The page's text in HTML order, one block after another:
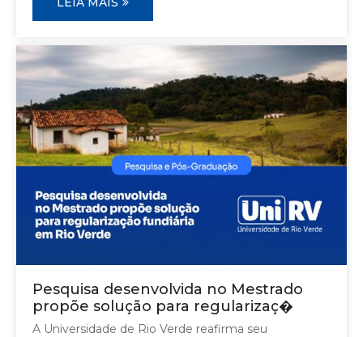
Pesquisa desenvolvida no Mestrado
propõe solução para regularizaç�
A Universidade de Rio Verde reafirma seu